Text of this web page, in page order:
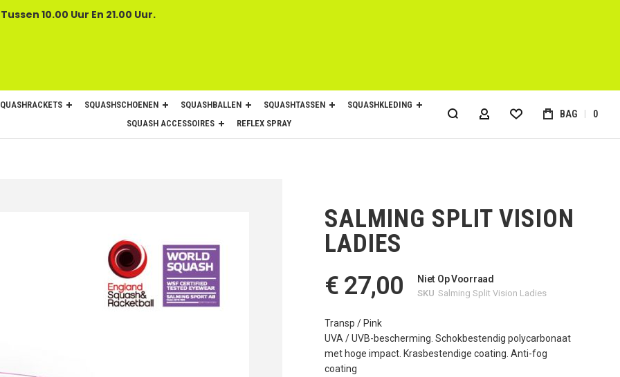
10.00 Uur En 21.00 Uur.
SQUASHSCHOENEN SQUASHBALLEN SQUASHTASSEN
SQUASHKLEDING
SQUASH ACCESSOIRES
REFLEX SPRAY ACCOUNT BAG 0
SALMING SPLIT VISION
LADIES
€ 27,00
Niet Op Voorraad
SKU Salming Split Vision Ladies
Transp / Pink
UVA / UVB-bescherming. Schokbestendig polycarbonaat
met hoge impact. Krasbestendige coating. Anti-fog
coating